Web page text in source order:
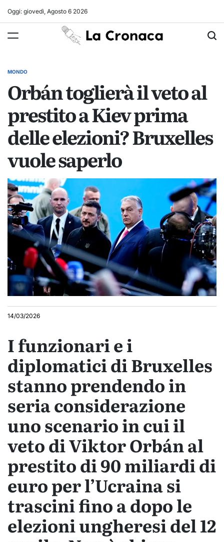
Oggi: giovedì, Agosto 6 2026
La
Cronaca
POSTED
MONDO
Orbán toglierà il veto al
prestito a Kiev prima
delle elezioni? Bruxelles
vuole saperlo
14/03/2026
I funzionari e i
diplomatici di Bruxelles
stanno prendendo in
seria considerazione
uno scenario in cui il
veto di Viktor Orbán al
prestito di 90 miliardi di
euro per l’Ucraina si
trascini fino a dopo le
elezioni ungheresi del 12